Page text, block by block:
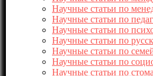
Научные статьи по
Научные статьи по
Научные статьи по
Научные статьи по
Научные статьи по
Научные статьи по
Научные статьи по